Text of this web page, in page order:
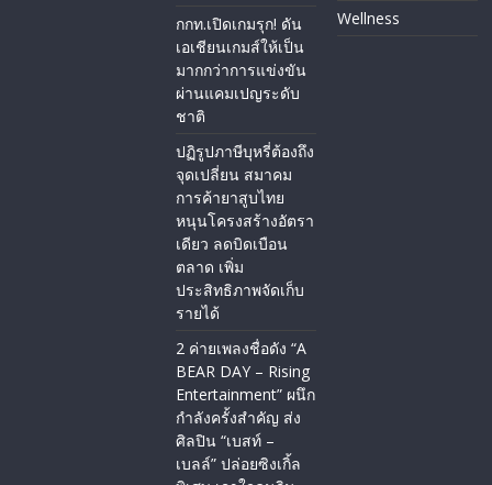
กกท.เปิดเกมรุก! ดัน
เอเชียนเกมส์ให้เป็น
มากกว่าการแข่งขัน
ผ่านแคมเปญระดับ
ชาติ
ปฏิรูปภาษีบุหรี่ต้องถึง
จุดเปลี่ยน สมาคม
การค้ายาสูบไทย
หนุนโครงสร้างอัตรา
เดียว ลดบิดเบือน
ตลาด เพิ่ม
ประสิทธิภาพจัดเก็บ
รายได้
2 ค่ายเพลงชื่อดัง “A
BEAR DAY – Rising
Entertainment” ผนึก
กำลังครั้งสำคัญ ส่ง
ศิลปิน “เบสท์ –
เบลล์” ปล่อยซิงเกิ้ล
Wellness